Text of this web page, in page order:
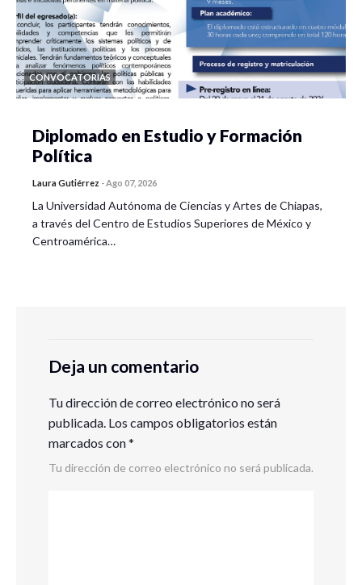
CONVOCATORIAS
Diplomado en Estudio y Formación
Política
Laura Gutiérrez -Ago 07, 2026
La Universidad Autónoma de Ciencias y Artes de Chiapas,
a través del Centro de Estudios Superiores de México y
Centroamérica…
Deja un comentario
Tu dirección de correo electrónico no será
publicada. Los campos obligatorios están
marcados con*
Tu dirección de correo electrónico no será publicada.